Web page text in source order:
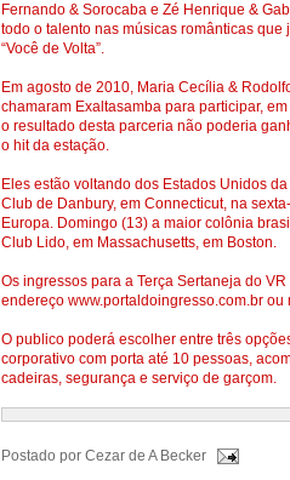
Fernando & Sorocaba e Zé Henrique &
todo o talento nas músicas românticas que
“Você de Volta”.
Em agosto de 2010, Maria Cecília &
chamaram Exaltasamba para participar,
o resultado desta parceria não poderia
o hit da estação.
Eles estão voltando dos Estados Unidos
Club de Danbury, em Connecticut, na
Europa. Domingo (13) a maior colônia
Club Lido, em Massachusetts, em Boston.
Os ingressos para a Terça Sertaneja do
endereço www.portaldoingresso.com.br
O publico poderá escolher entre três
corporativo com porta até 10 pessoas,
cadeiras, segurança e serviço de garçom.
Postado por Cezar de A Becker